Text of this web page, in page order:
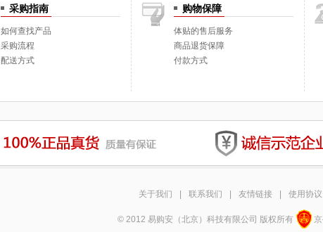
采购指南
如何查找产品
采购流程
配送方式
购物保障
体贴的售后服务
商品退货保障
付款方式
关于我们 联系我们 友情链接 使用协议
© 2012 易购安（北京）科技有限公司 版权所有